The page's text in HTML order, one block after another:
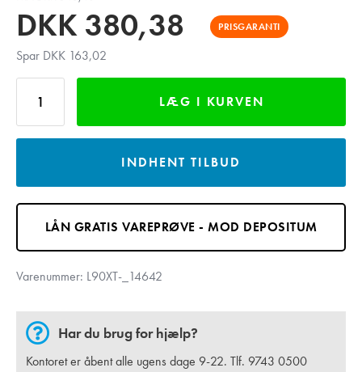
DKK 380,38
Spar DKK 163,02
PRISGARANTI
LÆG I KURVEN
INDHENT TILBUD
LÅN GRATIS VAREPRØVE - MOD DEPOSITUM
Varenummer: L90XT-_14642
Har du brug for hjælp?
Kontoret er åbent alle ugens dage 9-22. Tlf. 9743 0500